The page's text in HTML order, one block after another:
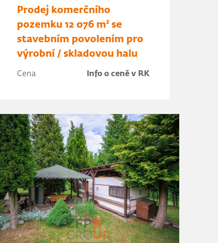
Prodej komerčního
pozemku 12 076 m² se
stavebním povolením pro
výrobní / skladovou halu
Cena Info o ceně v RK